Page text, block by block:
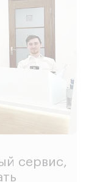
сервис,